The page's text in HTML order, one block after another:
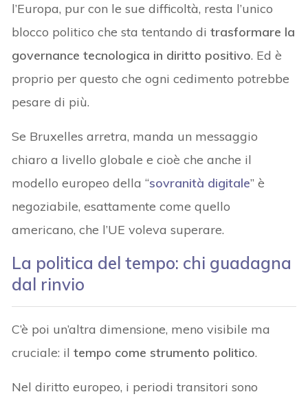
l’Europa, pur con le sue difficoltà, resta l’unico
blocco politico che sta tentando ditrasformare la
governance tecnologica in diritto positivo. Ed è
proprio per questo che ogni cedimento potrebbe
pesare di più.
Se Bruxelles arretra, manda un messaggio
chiaro a livello globale e cioè che anche il
modello europeo della “sovranità digitale” è
negoziabile, esattamente come quello
americano, che l’UE voleva superare.
La politica del tempo: chi guadagna
dal rinvio
C’è poi un’altra dimensione, meno visibile ma
cruciale: iltempo come strumento politico.
Nel diritto europeo, i periodi transitori sono